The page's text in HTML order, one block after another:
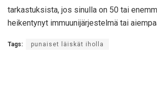
tarkastuksista, jos sinulla on 50 tai
heikentynyt immuunijärjestelmä tai
Tags: punaiset läiskät iholla